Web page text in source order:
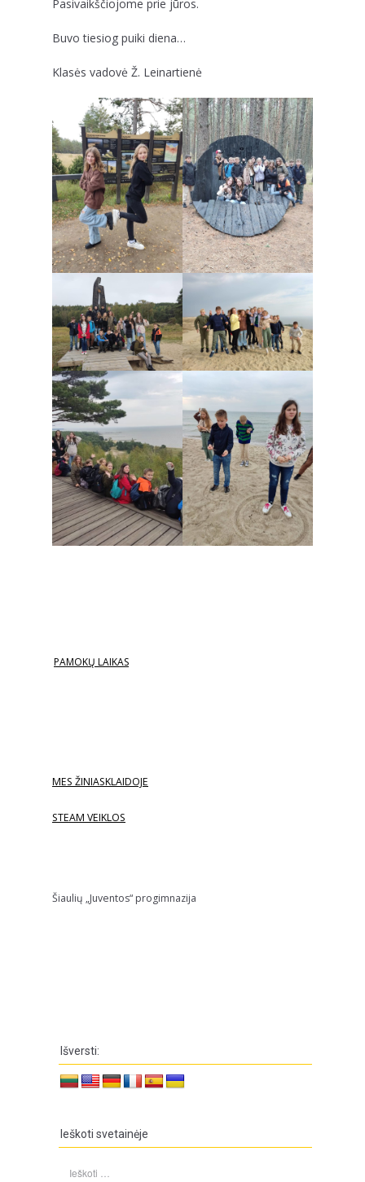
Pasivaikščiojome prie jūros.
Buvo tiesiog puiki diena…
Klasės vadovė Ž. Leinartienė
PAMOKŲ LAIKAS
MES ŽINIASKLAIDOJE
STEAM VEIKLOS
Šiaulių „Juventos“ progimnazija
Išversti:
Ieškoti svetainėje